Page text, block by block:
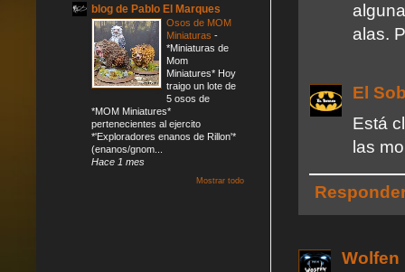
alas.
El
Está
las
Wolfen
blog de Pablo El Marques
Osos de MOM
Miniaturas -
*Miniaturas de
Mom
Miniatures* Hoy
traigo un lote de
5 osos de
*MOM Miniatures*
pertenecientes al ejercito
*'Exploradores enanos de Rillon'*
(enanos/gnom...
Hace 1 mes
Mostrar todo